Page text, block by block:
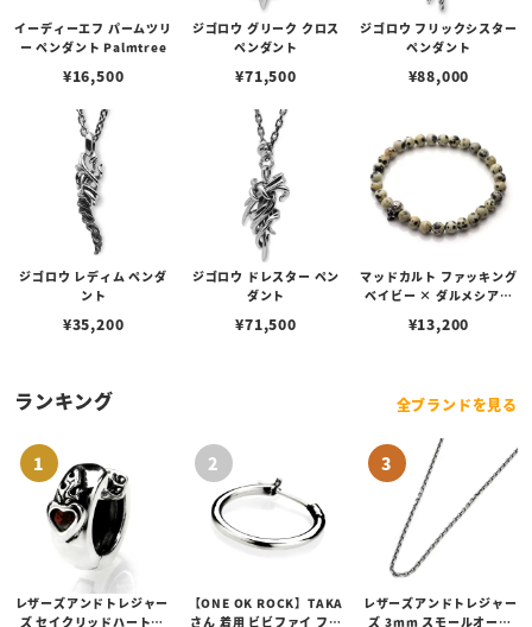
イーディーエフ パームツリ
ー ペンダント Palmtree
¥16,500
ジゴロウ グリーク クロス
ペンダント
¥71,500
ジゴロウ フリックシスター
ペンダント
¥88,000
ジゴロウ レディム ペンダ
ント
¥35,200
ジゴロウ ドレスター ペン
ダント
¥71,500
マッドカルト ファッキング
ベイビー × ダルメシアン
¥13,200
ランキング 全ブランドを見る
レザーズアンドトレジャー
ズ セイクリッドハートピ
【ONE OK ROCK】TAKA
さん 着用 ビビファイ フー
レザーズアンドトレジャー
ズ 3mm スモールオーバ